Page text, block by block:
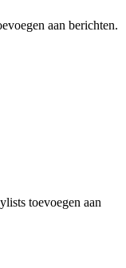
aan berichten.
toevoegen aan